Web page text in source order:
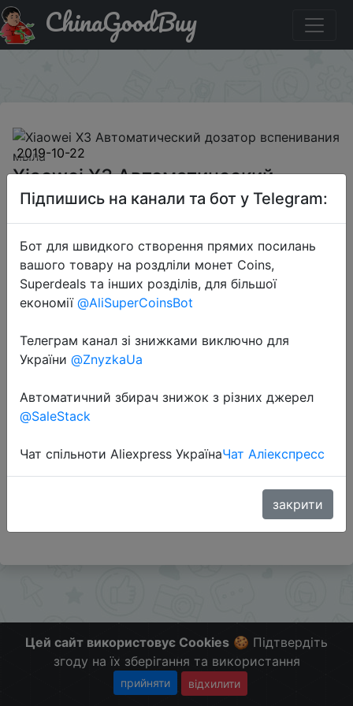
Придбати по знижці BGVOW12 Xiaowei X3
Автоматический дозатор вспенивания мыла
ChinaGoodBuy
2019-10-22
Xiaowei X3 Автоматический
дозатор вспенивания мыла
$12.11
Перейти до магазину
Додаткова інформація відсутня.
Слідкуйте за знижками на мобільному, в телеграм
Цей сайт використовує Cookies 🍪 Підтвердіть
згоду на їх зберігання та використання
прийняти відхилити
Підпишись на канали та бот у Telegram:
Бот для швидкого створення прямих посилань
вашого товару на роздліли монет Coins,
Superdeals та інших розділів, для більшої
економії @AliSuperCoinsBot
Телеграм канал зі знижками виключно для
України @ZnyzkaUa
Автоматичний збирач знижок з різних джерел
@SaleStack
Чат спільноти Aliexpress УкраїнаЧат Аліекспресс
закрити